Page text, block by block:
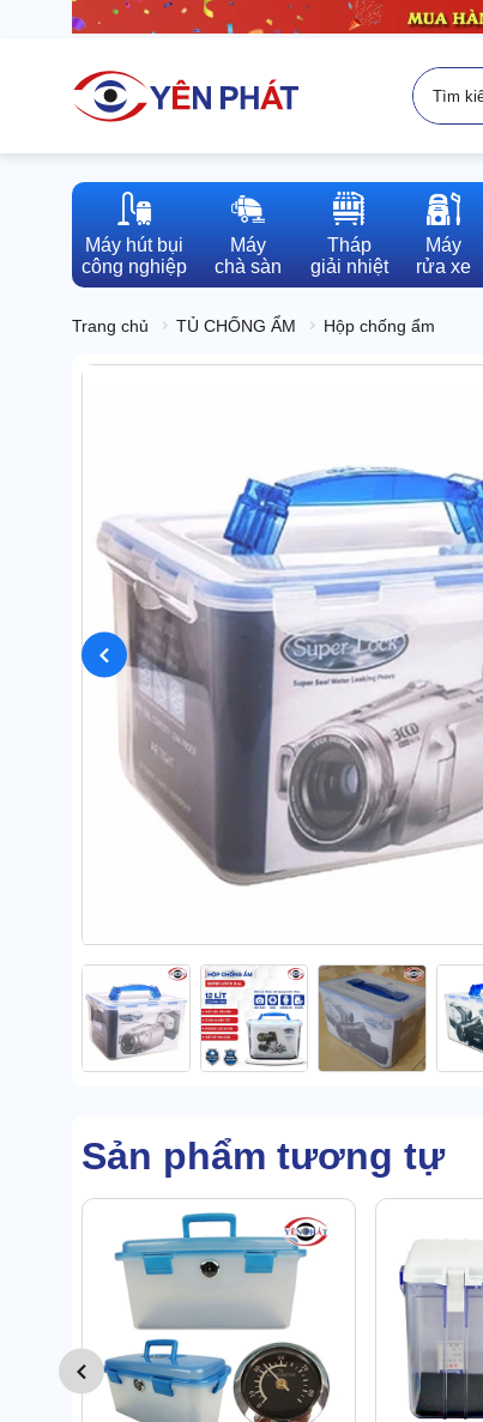
Máy hút bụi
công nghiệp
Máy
chà sàn
Tháp
giải nhiệt
Máy
rửa xe
Trang chủ TỦ CHỐNG ẨM Hộp chống ẩm
Sản phẩm tương tự